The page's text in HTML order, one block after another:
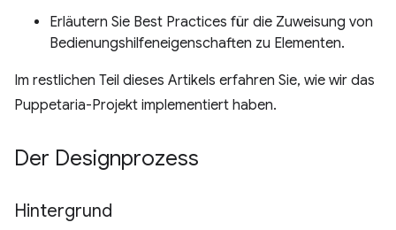
Erläutern Sie Best Practices für die Zuweisung von
Bedienungshilfeneigenschaften zu Elementen.
Im restlichen Teil dieses Artikels erfahren Sie, wie wir das
Puppetaria-Projekt implementiert haben.
Der Designprozess
Hintergrund